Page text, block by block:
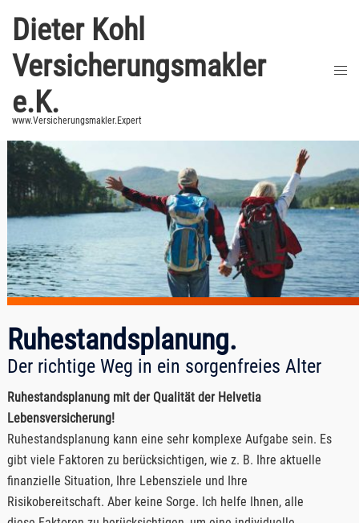
Inhalt
springen
Dieter Kohl
Versicherungsmakler
e.K.
www.Versicherungsmakler.Expert
Ruhestandsplanung.
Der richtige Weg in ein sorgenfreies Alter
Ruhestandsplanung mit der Qualität der Helvetia
Lebensversicherung!
Ruhestandsplanung kann eine sehr komplexe Aufgabe sein. Es
gibt viele Faktoren zu berücksichtigen, wie z. B. Ihre aktuelle
finanzielle Situation, Ihre Lebensziele und Ihre
Risikobereitschaft. Aber keine Sorge. Ich helfe Ihnen, alle